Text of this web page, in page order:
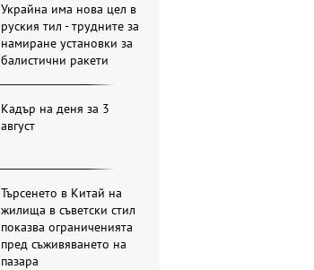
Украйна има нова цел в
руския тил - трудните за
намиране установки за
балистични ракети
Кадър на деня за 3
август
Търсенето в Китай на
жилища в съветски стил
показва ограниченията
пред съживяването на
пазара